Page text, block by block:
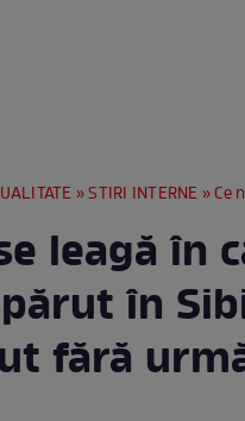
»STIRI INTERNE » Ce nu
leagă în
în
fără